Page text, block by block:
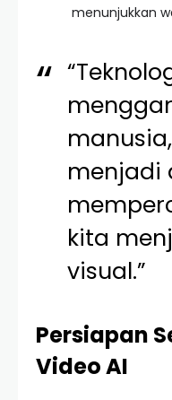
menunjukkan
menjadi
kita
visual.”
Persiapan
Video AI